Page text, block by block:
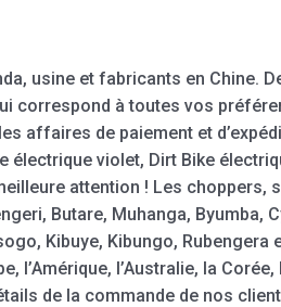
usine et fabricants en Chine.
correspond à toutes vos
affaires de paiement et
violet, Dirt Bike
attention ! Les choppers,
Butare, Muhanga, Byumba,
Kibuye, Kibungo,
l’Australie, la
de la commande de nos